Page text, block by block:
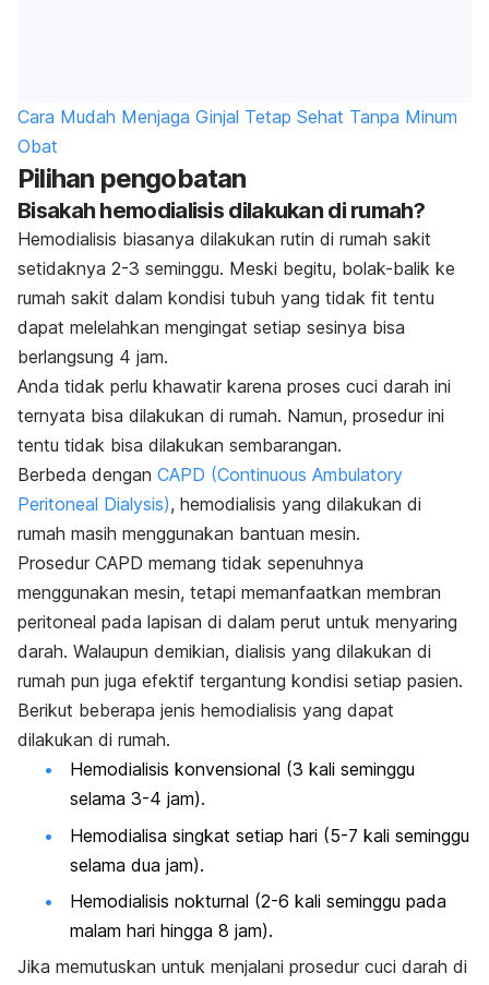
Cara Mudah Menjaga Ginjal Tetap Sehat Tanpa Minum
Obat
Pilihan pengobatan
Bisakah hemodialisis dilakukan di rumah?
Hemodialisis biasanya dilakukan rutin di rumah sakit
setidaknya 2-3 seminggu. Meski begitu, bolak-balik ke
rumah sakit dalam kondisi tubuh yang tidak fit tentu
dapat melelahkan mengingat setiap sesinya bisa
berlangsung 4 jam.
Anda tidak perlu khawatir karena proses cuci darah ini
ternyata bisa dilakukan di rumah. Namun, prosedur ini
tentu tidak bisa dilakukan sembarangan.
Berbeda dengan CAPD (Continuous Ambulatory
Peritoneal Dialysis), hemodialisis yang dilakukan di
rumah masih menggunakan bantuan mesin.
Prosedur CAPD memang tidak sepenuhnya
menggunakan mesin, tetapi memanfaatkan membran
peritoneal pada lapisan di dalam perut untuk menyaring
darah. Walaupun demikian, dialisis yang dilakukan di
rumah pun juga efektif tergantung kondisi setiap pasien.
Berikut beberapa jenis hemodialisis yang dapat
dilakukan di rumah.
Hemodialisis konvensional (3 kali seminggu
selama 3-4 jam).
Hemodialisa singkat setiap hari (5-7 kali seminggu
selama dua jam).
Hemodialisis nokturnal (2-6 kali seminggu pada
malam hari hingga 8 jam).
Jika memutuskan untuk menjalani prosedur cuci darah di